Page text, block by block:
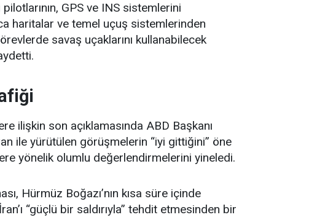
GPS ve INS sistemlerini
haritalar ve temel uçuş sistemlerinden
savaş uçaklarını kullanabilecek
ilişkin son açıklamasında ABD Başkanı
ile yürütülen görüşmelerin “iyi gittiğini” öne
yönelik olumlu değerlendirmelerini yineledi.
Hürmüz Boğazı’nın kısa süre içinde
“güçlü bir saldırıyla” tehdit etmesinden bir